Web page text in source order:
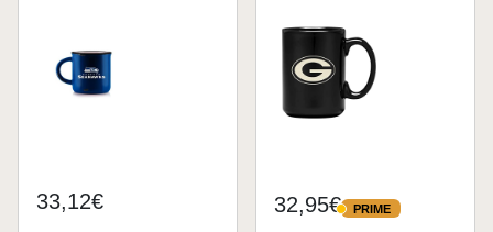
33,12€ 32,95€ PRIME
PRIME